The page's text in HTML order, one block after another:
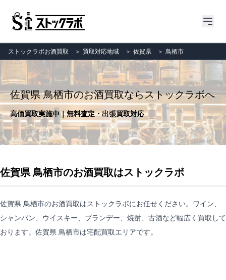
ストックラボお酒買取 ＞ 買取対応地域 ＞ 佐賀県 ＞ 鳥栖市
佐賀県 鳥栖市のお酒買取ならストックラボへ
高価買取実施中｜無料査定・出張買取対応
佐賀県 鳥栖市のお酒買取はストックラボ
佐賀県 鳥栖市のお酒買取はストックラボにお任せください。ワイン、
シャンパン、ウイスキー、ブランデー、焼酎、古酒など幅広く買取して
おります。佐賀県 鳥栖市は宅配買取エリアです。